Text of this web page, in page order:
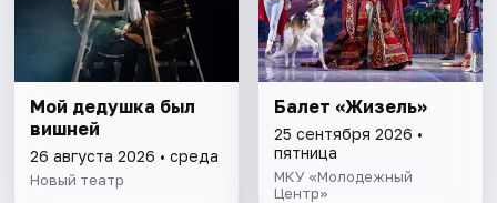
Мой дедушка был
вишней
26 августа 2026 • среда
Новый театр
Балет «Жизель»
25 сентября 2026 •
пятница
МКУ «Молодежный
Центр»